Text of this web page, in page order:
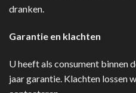
dranken.
Garantie en klachten
U heeft als consument binnen
jaar garantie. Klachten lossen